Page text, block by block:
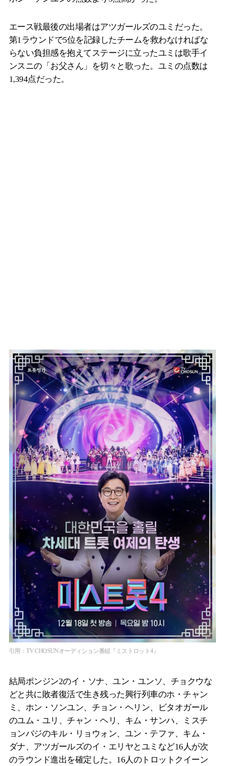
エース戦最後の出場者はアツガールズのユミだった。
第1ラウンドで5位を記録したチームを救わなければな
らない負担感を抱えてステージに立ったユミは歌手イ
ンスニの「お父さん」を切々と歌った。ユミの点数は
1,394点だった。
引用：TV CHOSUNオーディション番組『ミストロット4』
結局ポンジン2のイ・ソナ、ユン・ユンソ、チョクウな
どと共に敗者復活で生き残った興行列車のホ・チャン
ミ、ホン・ソンユン、チョン・ヘリン、ビタオガール
のユム・ユリ、チャン・ヘリ、キム・サンハ、ミスチ
ョンバジのキル・リョウォン、ユン・テファ、キム・
ダナ、アツガールズのイ・エリヤとユミなど16人が次
のラウンド進出を確定した。16人のトロットクイーン